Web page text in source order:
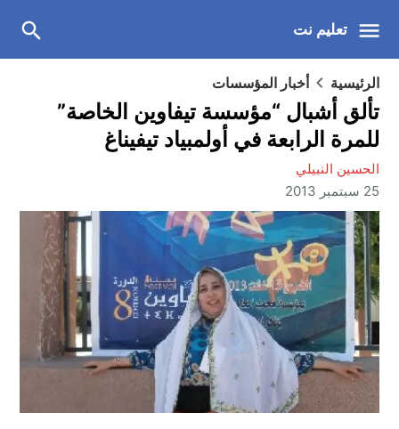
تعليم نت
الرئيسية أخبار المؤسسات
تألق أشبال “مؤسسة تيفاوين الخاصة”
للمرة الرابعة في أولمبياد تيفيناغ
الحسين النبيلي
25 سبتمبر 2013